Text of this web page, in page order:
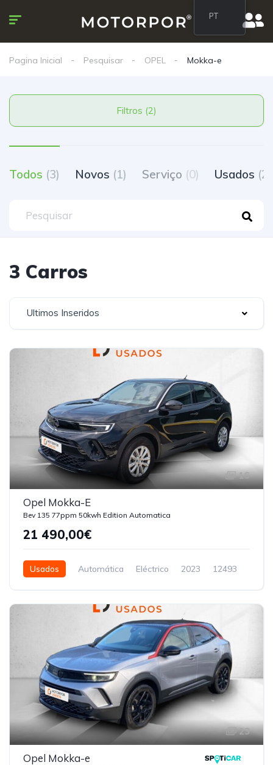
Pagina Inicial Pesquisar OPEL Mokka-e
Filtros (2)
Todos (3) Novos (1) Serviço (0) Usados (2)
3 Carros
Ultimos Inseridos
16
Opel Mokka-E
Bev 135 77ppm 50kwh Edition Automatica
21 490,00€
Usados Automática Eléctrico 2023
12493
23
Opel Mokka-e
PT